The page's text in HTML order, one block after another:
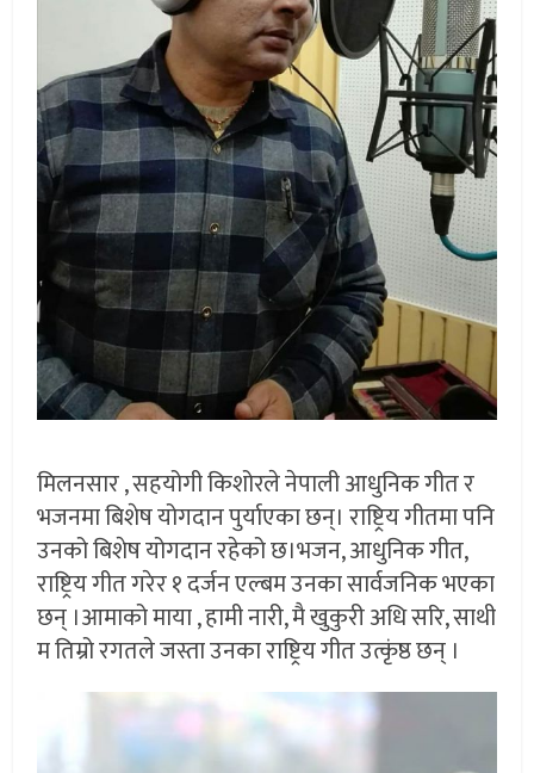
मिलनसार , सहयोगी किशोरले नेपाली आधुनिक गीत र
भजनमा बिशेष योगदान पुर्याएका छन्। राष्ट्रिय गीतमा पनि
उनको बिशेष योगदान रहेको छ।भजन, आधुनिक गीत,
राष्ट्रिय गीत गरेर १ दर्जन एल्बम उनका सार्वजनिक भएका
छन् ।आमाको माया , हामी नारी, मै खुकुरी अधि सरि, साथी
म तिम्रो रगतले जस्ता उनका राष्ट्रिय गीत उत्कृंष्ठ छन् ।